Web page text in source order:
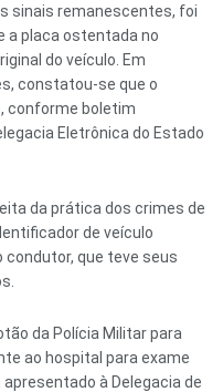
sinais remanescentes, foi
a placa ostentada no
do veículo. Em
constatou-se que o
conforme boletim
Eletrônica do Estado
da prática dos crimes de
de veículo
condutor, que teve seus
da Polícia Militar para
ao hospital para exame
à Delegacia de